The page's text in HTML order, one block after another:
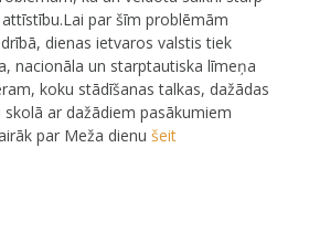
par šīm problēmām
dienas ietvaros valstis tiek
nacionāla un starptautiska līmeņa
koku stādīšanas talkas, dažādas
ar dažādiem pasākumiem
par Meža dienu šeit